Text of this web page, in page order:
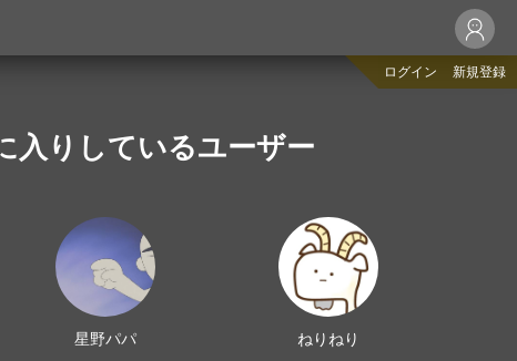
ログイン 新規登録
入りしているユーザー
星野パパ ねりねり